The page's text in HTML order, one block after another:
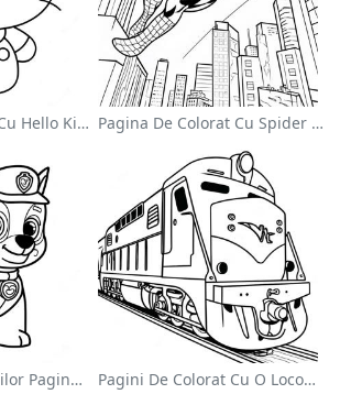
Pagina De Colorat Cu Hello Kitty Drăguță Cu Fundiță Pagina De Colorat Cu Spider Man Swinging Prin Oraș
Chase Patrula Câinilor Pagina De Colorat Pagini De Colorat Cu O Locomotivă Colorată